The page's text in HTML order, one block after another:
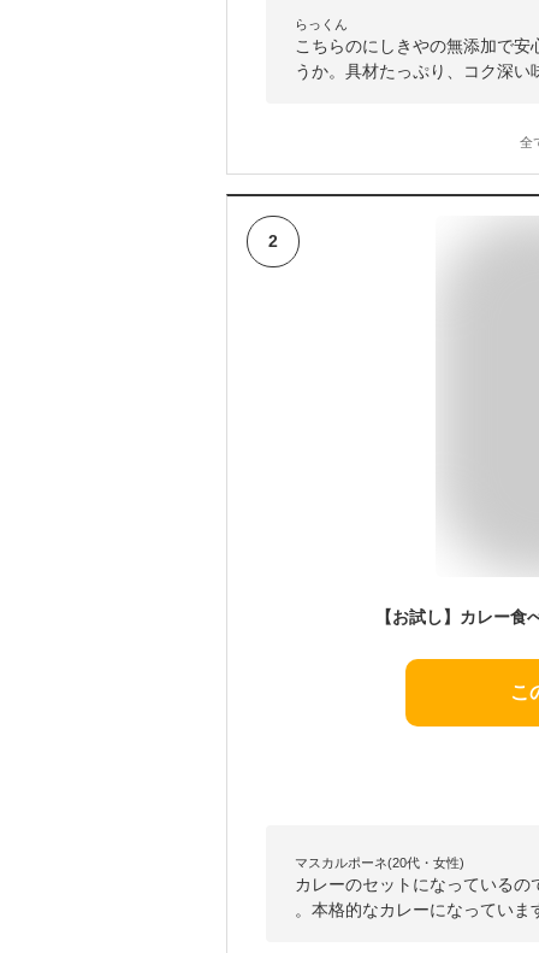
らっくん
こちらのにしきやの無添加で
うか。具材たっぷり、コク深
全
2
こ
マスカルポーネ(20代・女性)
カレーのセットになっている
。本格的なカレーになっていま